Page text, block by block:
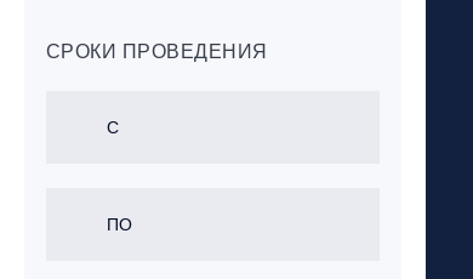
СРОКИ ПРОВЕДЕНИЯ